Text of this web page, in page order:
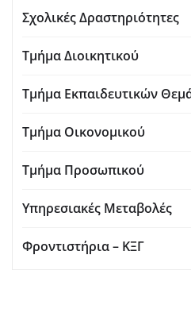
Σχολικές Δραστηριότητες
Τμήμα Διοικητικού
Τμήμα Εκπαιδευτικών
Τμήμα Οικονομικού
Τμήμα Προσωπικού
Υπηρεσιακές Μεταβολές
Φροντιστήρια – ΚΞΓ